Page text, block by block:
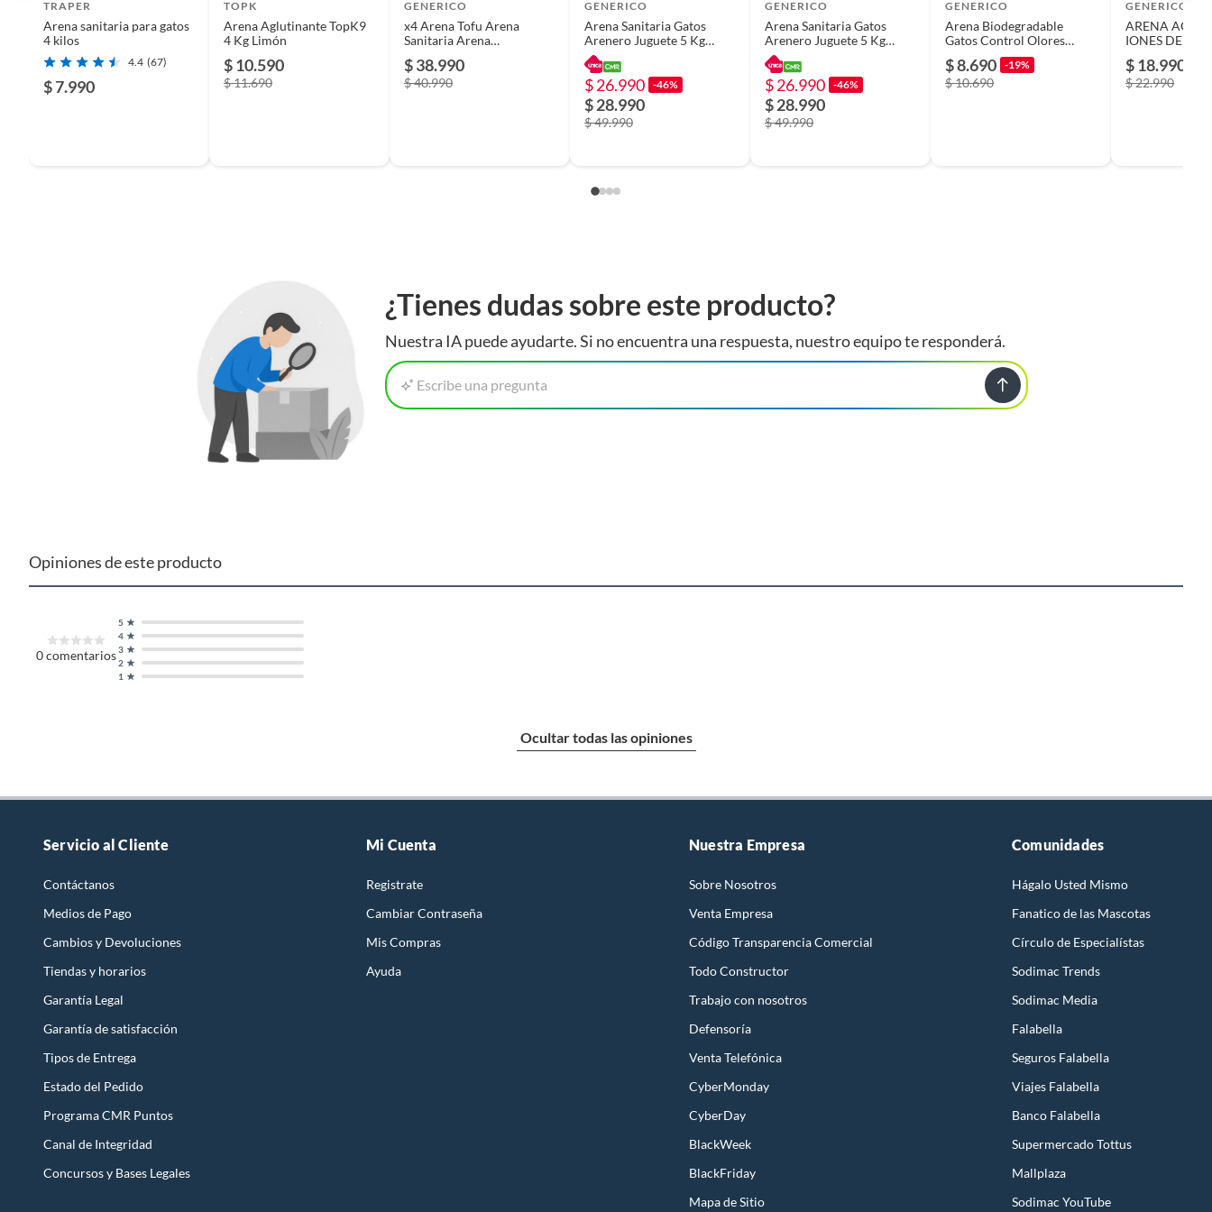
Tipo de mascota Gato
Incluye ARENA PARA GATOS
TRAPER
Arena sanitaria para gatos
4 kilos
4.4 (67)
$ 7.990
TOPK
Arena Aglutinante TopK9
4 Kg Limón
$ 10.590
$ 11.690
GENERICO
x4 Arena Tofu Arena
Sanitaria Arena
$ 38.990
$ 40.990
GENERICO
Arena Sanitaria Gatos
Arenero Juguete 5 Kg
Negro
$ 26.990 -46%
$ 28.990
$ 49.990
GENERICO
Arena Sanitaria Gatos
Arenero Juguete 5 Kg
Negro
$ 26.990 -46%
$ 28.990
$ 49.990
GENERICO
Arena Biodegradable
Gatos Control Olores
Fuerte Natural Eco
$ 8.690 -19%
$ 10.690
GENERICO
ARENA
IONES DE
$ 18.990
$ 22.990
¿Tienes dudas sobre este producto?
Nuestra IA puede ayudarte. Si no encuentra una respuesta, nuestro equipo te responderá.
Escribe una pregunta
Opiniones de este producto
0comentarios
1
2
3
4
5
Ocultar todas las opiniones
Servicio al Cliente
Contáctanos
Medios de Pago
Cambios y Devoluciones
Tiendas y horarios
Garantía Legal
Garantía de satisfacción
Tipos de Entrega
Estado del Pedido
Programa CMR Puntos
Canal de Integridad
Concursos y Bases Legales
Mi Cuenta
Registrate
Cambiar Contraseña
Mis Compras
Ayuda
Nuestra Empresa
Sobre Nosotros
Venta Empresa
Código Transparencia Comercial
Todo Constructor
Trabajo con nosotros
Defensoría
Venta Telefónica
CyberMonday
CyberDay
BlackWeek
BlackFriday
Mapa de Sitio
Comunidades
Hágalo Usted Mismo
Fanatico de las Mascotas
Círculo de Especialístas
Sodimac Trends
Sodimac Media
Falabella
Seguros Falabella
Viajes Falabella
Banco Falabella
Supermercado Tottus
Mallplaza
Sodimac YouTube